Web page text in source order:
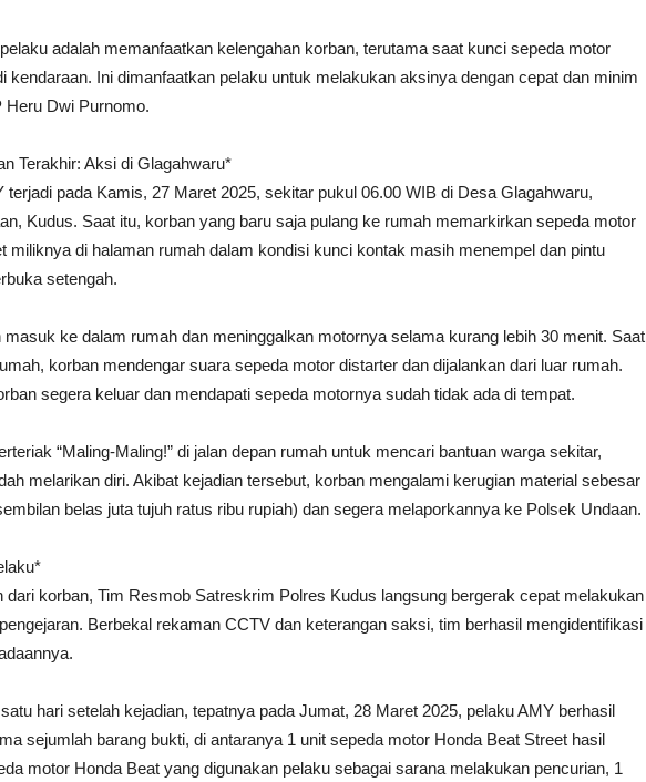
adalah memanfaatkan kelengahan korban, terutama saat kunci sepeda motor
kendaraan. Ini dimanfaatkan pelaku untuk melakukan aksinya dengan cepat dan minim
Heru Dwi Purnomo.
Terakhir: Aksi di Glagahwaru*
terjadi pada Kamis, 27 Maret 2025, sekitar pukul 06.00 WIB di Desa Glagahwaru,
Kudus. Saat itu, korban yang baru saja pulang ke rumah memarkirkan sepeda motor
miliknya di halaman rumah dalam kondisi kunci kontak masih menempel dan pintu
setengah.
masuk ke dalam rumah dan meninggalkan motornya selama kurang lebih 30 menit. Saat
korban mendengar suara sepeda motor distarter dan dijalankan dari luar rumah.
segera keluar dan mendapati sepeda motornya sudah tidak ada di tempat.
“Maling-Maling!” di jalan depan rumah untuk mencari bantuan warga sekitar,
melarikan diri. Akibat kejadian tersebut, korban mengalami kerugian material sebesar
belas juta tujuh ratus ribu rupiah) dan segera melaporkannya ke Polsek Undaan.
dari korban, Tim Resmob Satreskrim Polres Kudus langsung bergerak cepat melakukan
Berbekal rekaman CCTV dan keterangan saksi, tim berhasil mengidentifikasi
hari setelah kejadian, tepatnya pada Jumat, 28 Maret 2025, pelaku AMY berhasil
sejumlah barang bukti, di antaranya 1 unit sepeda motor Honda Beat Street hasil
motor Honda Beat yang digunakan pelaku sebagai sarana melakukan pencurian, 1